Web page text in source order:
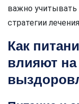
важно учитывать
стратегии
Как
влияют на